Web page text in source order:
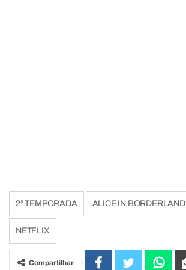
2ª TEMPORADA ALICE IN BORDERLAND
NETFLIX
Compartilhar